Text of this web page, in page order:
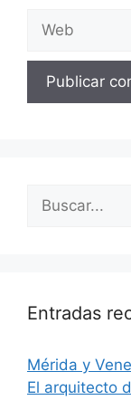
Entradas
​Mérida y
El arquitecto